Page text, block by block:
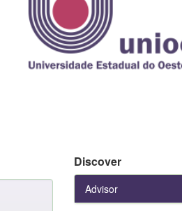
Discover
Advisor